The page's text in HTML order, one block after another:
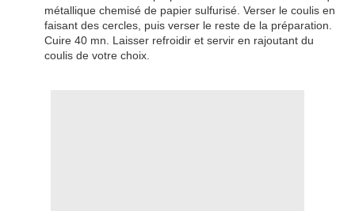
métallique chemisé de papier sulfurisé. Verser le coulis en
faisant des cercles, puis verser le reste de la préparation.
Cuire 40 mn. Laisser refroidir et servir en rajoutant du
coulis de votre choix.